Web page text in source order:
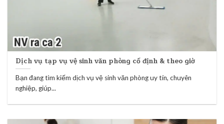
Dịch vụ tạp vụ vệ sinh văn phòng cố định & theo giờ
Bạn đang tìm kiếm dịch vụ vệ sinh văn phòng uy tín, chuyên
nghiệp, giúp...